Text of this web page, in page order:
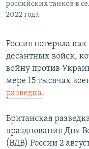
российских танков в
2022 года
Россия потеряла
десантных войск,
войну против
мере 15 тысячах
разведка.
Британская
празднования Дня
(ВДВ) России 2